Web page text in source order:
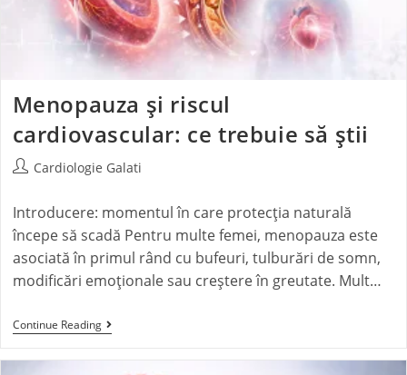
Menopauza și riscul
cardiovascular: ce trebuie să știi
Cardiologie Galati
Introducere: momentul în care protecția naturală
începe să scadă Pentru multe femei, menopauza este
asociată în primul rând cu bufeuri, tulburări de somn,
modificări emoționale sau creștere în greutate. Mult…
Continue Reading